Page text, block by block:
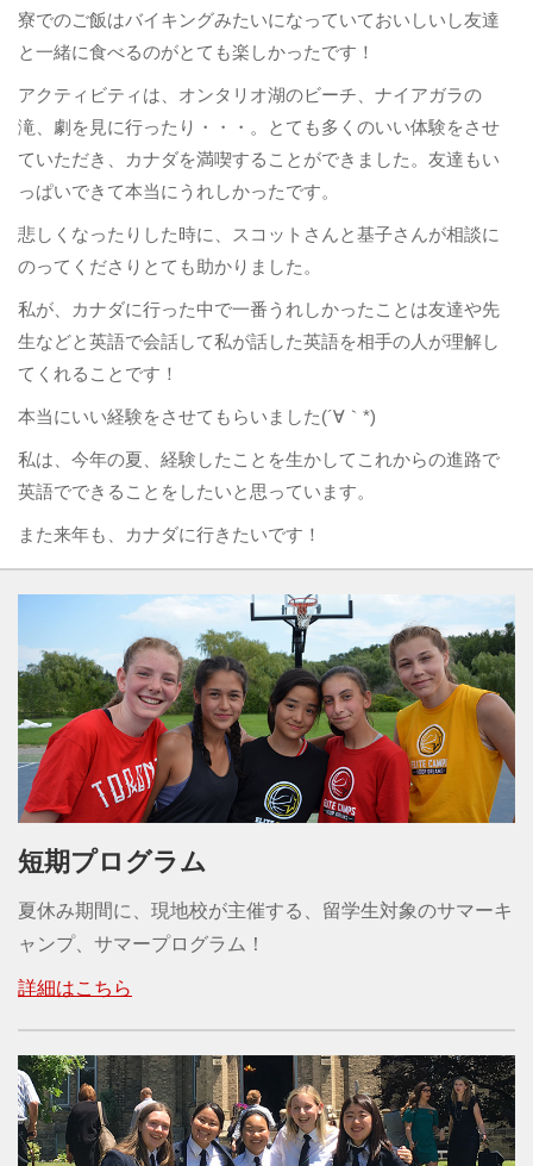
寮でのご飯はバイキングみたいになっていておいしいし友達
と一緒に食べるのがとても楽しかったです！
アクティビティは、オンタリオ湖のビーチ、ナイアガラの
滝、劇を見に行ったり・・・。とても多くのいい体験をさせ
ていただき、カナダを満喫することができました。友達もい
っぱいできて本当にうれしかったです。
悲しくなったりした時に、スコットさんと基子さんが相談に
のってくださりとても助かりました。
私が、カナダに行った中で一番うれしかったことは友達や先
生などと英語で会話して私が話した英語を相手の人が理解し
てくれることです！
本当にいい経験をさせてもらいました(´∀｀*)
私は、今年の夏、経験したことを生かしてこれからの進路で
英語でできることをしたいと思っています。
また来年も、カナダに行きたいです！
短期プログラム
夏休み期間に、現地校が主催する、留学生対象のサマーキ
ャンプ、サマープログラム！
詳細はこちら